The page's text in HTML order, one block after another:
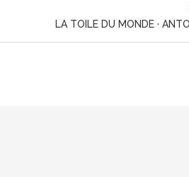
LA TOILE DU MONDE ·